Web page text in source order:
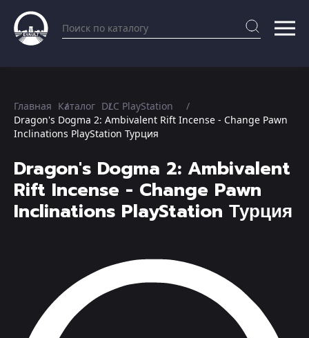
Главная Каталог DLC PlayStation
Dragon's Dogma 2: Ambivalent Rift Incense - Change Pawn
Inclinations PlayStation Турция
Dragon's Dogma 2: Ambivalent
Rift Incense - Change Pawn
Inclinations PlayStation Турция